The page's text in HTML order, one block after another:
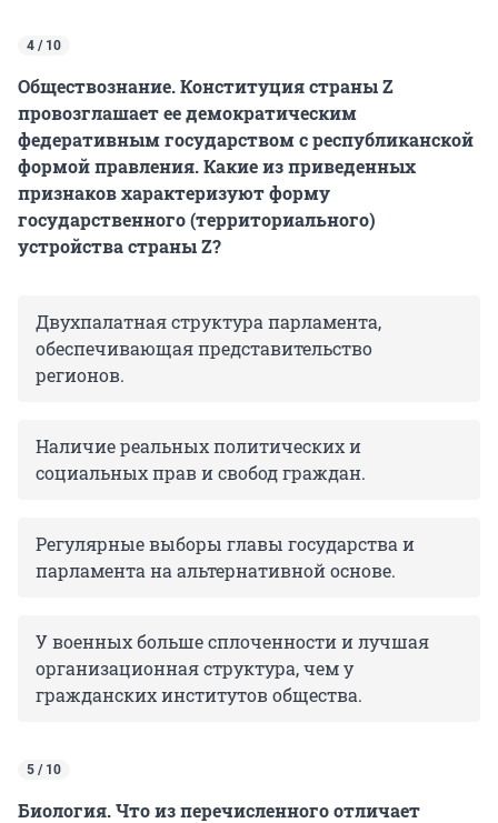
4 / 10
Обществознание. Конституция страны Z
провозглашает ее демократическим
федеративным государством с республиканской
формой правления. Какие из приведенных
признаков характеризуют форму
государственного (территориального)
устройства страны Z?
Двухпалатная структура парламента,
обеспечивающая представительство
регионов.
Наличие реальных политических и
социальных прав и свобод граждан.
Регулярные выборы главы государства и
парламента на альтернативной основе.
У военных больше сплоченности и лучшая
организационная структура, чем у
гражданских институтов общества.
5 / 10
Биология. Что из перечисленного отличает